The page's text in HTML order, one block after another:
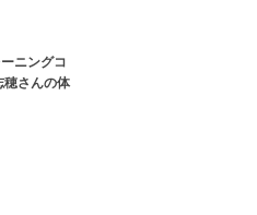
ニングコ
穂さんの体